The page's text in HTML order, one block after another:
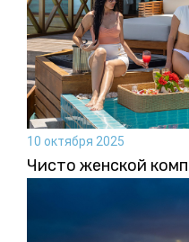
10 октября 2025
Чисто женской